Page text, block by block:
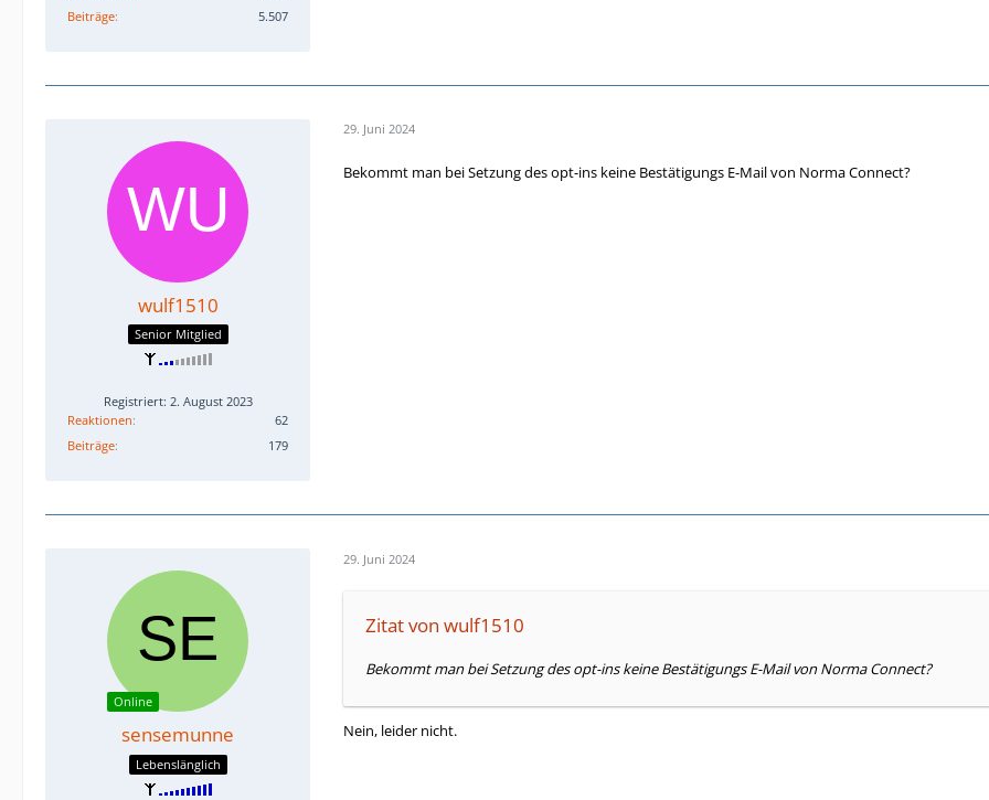
Beiträge
5.507
wulf1510
Senior Mitglied
Registriert: 2. August 2023
Reaktionen
62
Beiträge
179
29. Juni 2024
Bekommt man bei Setzung des opt-ins keine Bestätigungs E-Mail von Norma Connect?
Online
sensemunne
Lebenslänglich
29. Juni 2024
Zitat von wulf1510
Bekommt man bei Setzung des opt-ins keine Bestätigungs E-Mail von Norma Connect?
Nein, leider nicht.